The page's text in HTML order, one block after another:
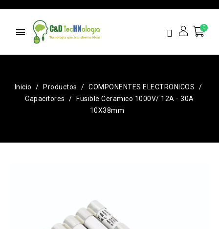
menu
Inicio Productos
COMPONENTES ELECTRONICOS
Capacitores
Fusible Ceramico 1000V/ 12A - 30A
10X38mm